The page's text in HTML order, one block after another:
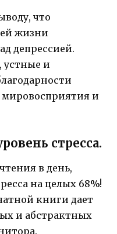
что
жизни
депрессией.
устные и
мировосприятия и
стресса.
в день,
на целых 68%!
книги дает
и абстрактных